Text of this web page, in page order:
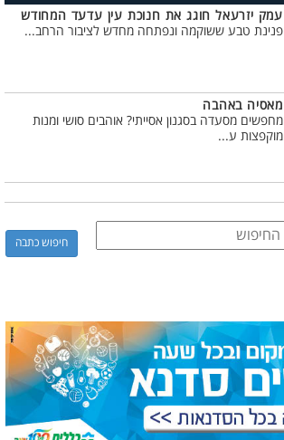
עמק יזרעאל חוגג את חנוכת עין עדעד המחודש
פנינת טבע ששוקמה ונפתחה מחדש לציבור הרחב...
מאסיה באהבה
מחפשים מסעדה בסגנון אסייתי? אוהבים סושי ומנות
מוקפצות ע...